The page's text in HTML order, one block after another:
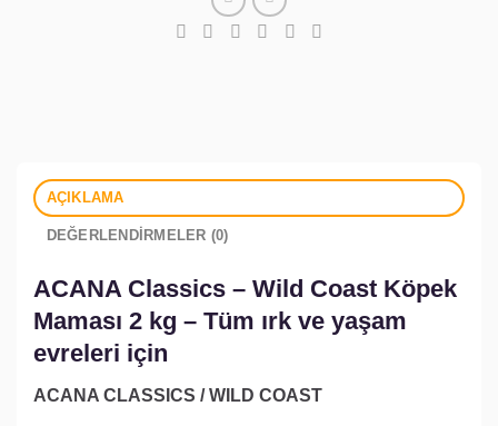
AÇIKLAMA
DEĞERLENDIRMELER (0)
ACANA Classics – Wild Coast Köpek
Maması 2 kg – Tüm ırk ve yaşam
evreleri için
ACANA CLASSICS / WILD COAST